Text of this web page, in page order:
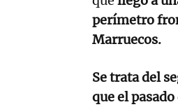
perímetro
Marruecos.
Se trata del
que el